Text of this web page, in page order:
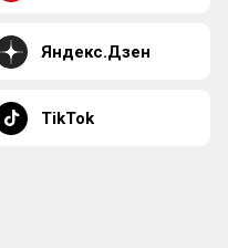
Яндекс.Дзен
TikTok